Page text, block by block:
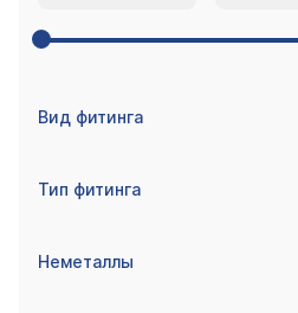
Вид фитинга
Тип фитинга
Неметаллы